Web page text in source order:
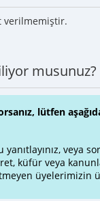
verilmemiştir.
musunuz?
lütfen
veya
küfür veya
üyelerimizin